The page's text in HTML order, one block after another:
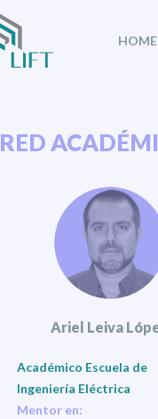
HOME
RED
Ariel Leiva
Académico Escuela de
Ingeniería Eléctrica
Mentor en: